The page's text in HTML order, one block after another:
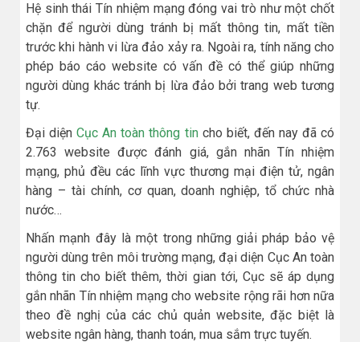
Hệ sinh thái Tín nhiệm mạng đóng vai trò như một chốt
chặn để người dùng tránh bị mất thông tin, mất tiền
trước khi hành vi lừa đảo xảy ra. Ngoài ra, tính năng cho
phép báo cáo website có vấn đề có thể giúp những
người dùng khác tránh bị lừa đảo bởi trang web tương
tự.
Đại diệnCục An toàn thông tincho biết, đến nay đã có
2.763 website được đánh giá, gắn nhãn Tín nhiệm
mạng, phủ đều các lĩnh vực thương mại điện tử, ngân
hàng – tài chính, cơ quan, doanh nghiệp, tổ chức nhà
nước…
Nhấn mạnh đây là một trong những giải pháp bảo vệ
người dùng trên môi trường mạng, đại diện Cục An toàn
thông tin cho biết thêm, thời gian tới, Cục sẽ áp dụng
gắn nhãn Tín nhiệm mạng cho website rộng rãi hơn nữa
theo đề nghị của các chủ quản website, đặc biệt là
website ngân hàng, thanh toán, mua sắm trực tuyến.